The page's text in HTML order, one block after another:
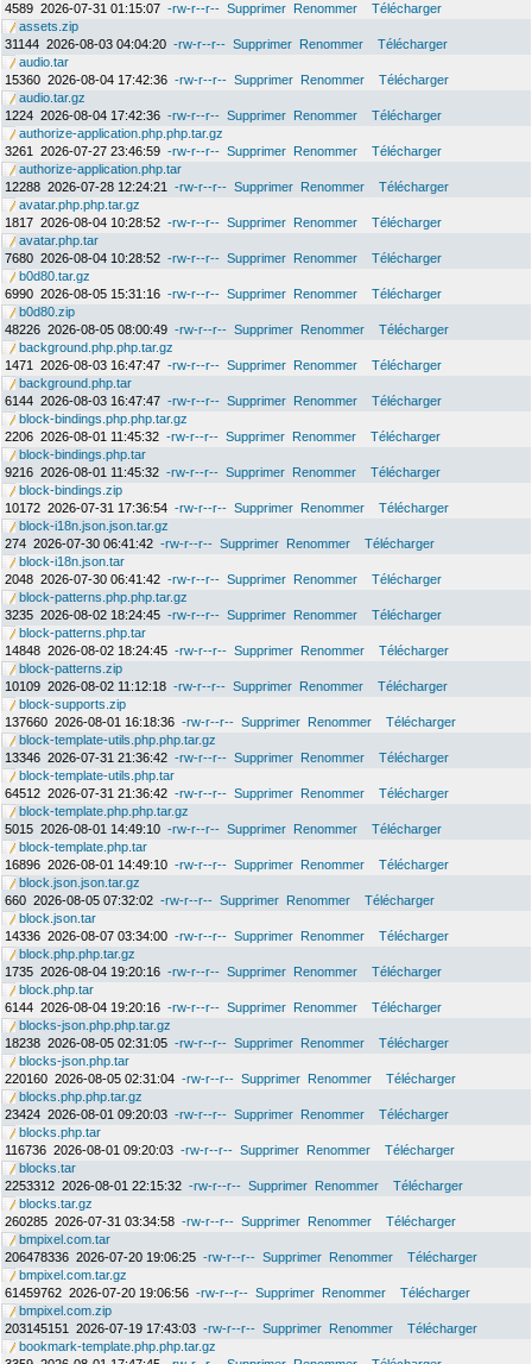
4589 2026-07-31 01:15:07 -rw-r--r-- Supprimer Renommer
Télécharger
assets.zip
31144 2026-08-03 04:04:20 -rw-r--r-- Supprimer Renommer
Télécharger
audio.tar
15360 2026-08-04 17:42:36 -rw-r--r-- Supprimer Renommer
Télécharger
audio.tar.gz
1224 2026-08-04 17:42:36 -rw-r--r-- Supprimer Renommer
Télécharger
authorize-application.php.php.tar.gz
3261
2026-07-27 23:46:59 -rw-r--r-- Supprimer Renommer
Télécharger
authorize-application.php.tar
12288 2026-07-28 12:24:21 -rw-r--r-- Supprimer Renommer
Télécharger
avatar.php.php.tar.gz
1817 2026-08-04 10:28:52 -rw-r--r-- Supprimer Renommer
Télécharger
avatar.php.tar
7680 2026-08-04 10:28:52 -rw-r--r-- Supprimer Renommer
Télécharger
b0d80.tar.gz
6990 2026-08-05 15:31:16 -rw-r--r-- Supprimer Renommer
Télécharger
b0d80.zip
48226 2026-08-05 08:00:49 -rw-r--r-- Supprimer Renommer
Télécharger
background.php.php.tar.gz
1471
2026-08-03 16:47:47 -rw-r--r-- Supprimer Renommer
Télécharger
background.php.tar
6144 2026-08-03 16:47:47 -rw-r--r-- Supprimer Renommer
Télécharger
block-bindings.php.php.tar.gz
2206 2026-08-01 11:45:32 -rw-r--r-- Supprimer Renommer
Télécharger
block-bindings.php.tar
9216 2026-08-01 11:45:32 -rw-r--r-- Supprimer Renommer
Télécharger
block-bindings.zip
10172 2026-07-31 17:36:54 -rw-r--r-- Supprimer Renommer
Télécharger
block-i18n.json.json.tar.gz
274 2026-07-30 06:41:42 -rw-r--r-- Supprimer Renommer
Télécharger
block-i18n.json.tar
2048 2026-07-30 06:41:42 -rw-r--r-- Supprimer Renommer
Télécharger
block-patterns.php.php.tar.gz
3235 2026-08-02 18:24:45 -rw-r--r-- Supprimer Renommer
Télécharger
block-patterns.php.tar
14848 2026-08-02 18:24:45 -rw-r--r-- Supprimer Renommer
Télécharger
block-patterns.zip
10109 2026-08-02 11:12:18 -rw-r--r-- Supprimer Renommer
Télécharger
block-supports.zip
137660 2026-08-01 16:18:36 -rw-r--r-- Supprimer Renommer
Télécharger
block-template-utils.php.php.tar.gz
13346 2026-07-31 21:36:42 -rw-r--r-- Supprimer Renommer
Télécharger
block-template-utils.php.tar
64512 2026-07-31 21:36:42 -rw-r--r-- Supprimer Renommer
Télécharger
block-template.php.php.tar.gz
5015 2026-08-01 14:49:10 -rw-r--r-- Supprimer Renommer
Télécharger
block-template.php.tar
16896 2026-08-01 14:49:10 -rw-r--r-- Supprimer Renommer
Télécharger
block.json.json.tar.gz
660 2026-08-05 07:32:02 -rw-r--r-- Supprimer Renommer
Télécharger
block.json.tar
14336 2026-08-07 03:34:00 -rw-r--r-- Supprimer Renommer
Télécharger
block.php.php.tar.gz
1735 2026-08-04 19:20:16 -rw-r--r-- Supprimer Renommer
Télécharger
block.php.tar
6144 2026-08-04 19:20:16 -rw-r--r-- Supprimer Renommer
Télécharger
blocks-json.php.php.tar.gz
18238 2026-08-05 02:31:05 -rw-r--r-- Supprimer Renommer
Télécharger
blocks-json.php.tar
220160 2026-08-05 02:31:04 -rw-r--r-- Supprimer Renommer
Télécharger
blocks.php.php.tar.gz
23424 2026-08-01 09:20:03 -rw-r--r-- Supprimer Renommer
Télécharger
blocks.php.tar
116736 2026-08-01 09:20:03 -rw-r--r-- Supprimer Renommer
Télécharger
blocks.tar
2253312 2026-08-01 22:15:32 -rw-r--r-- Supprimer Renommer
Télécharger
blocks.tar.gz
260285 2026-07-31 03:34:58 -rw-r--r-- Supprimer Renommer
Télécharger
bmpixel.com.tar
206478336 2026-07-20 19:06:25 -rw-r--r-- Supprimer Renommer
Télécharger
bmpixel.com.tar.gz
61459762 2026-07-20 19:06:56 -rw-r--r-- Supprimer Renommer
Télécharger
bmpixel.com.zip
203145151
2026-07-19 17:43:03 -rw-r--r-- Supprimer Renommer
Télécharger
bookmark-template.php.php.tar.gz